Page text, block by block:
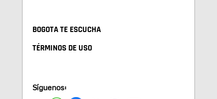
BOGOTA TE ESCUCHA
TÉRMINOS DE USO
Síguenos: